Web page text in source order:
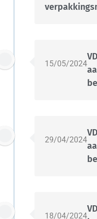
15/05/2024
29/04/2024
18/04/2024